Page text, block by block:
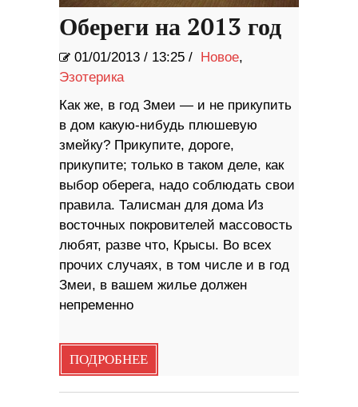
Обереги на 2013 год
01/01/2013 / 13:25 / Новое,
Эзотерика
Как же, в год Змеи — и не прикупить
в дом какую-нибудь плюшевую
змейку? Прикупите, дороге,
прикупите; только в таком деле, как
выбор оберега, надо соблюдать свои
правила. Талисман для дома Из
восточных покровителей массовость
любят, разве что, Крысы. Во всех
прочих случаях, в том числе и в год
Змеи, в вашем жилье должен
непременно
ПОДРОБНЕЕ